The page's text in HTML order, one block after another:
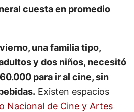
cuesta en promedio
una familia tipo,
y dos niños, necesitó
para ir al cine, sin
Existen espacios
Nacional de Cine y Artes